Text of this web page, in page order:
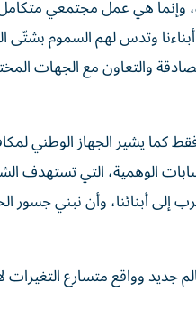
هي عمل مجتمعي متكامل
وتدس لهم السموم بشتّى
الصادقة والتعاون مع
فقط كما يشير الجهاز
الوهمية، التي تستهدف
إلى أبنائنا، وأن نبني جسور
وواقع متسارع التغيرات